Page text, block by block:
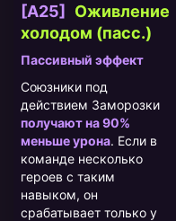
[A25]
Оживление
холодом (пасс.)
Пассивный эффект
Союзники под
действием Заморозки
получают на 90%
меньше урона. Если в
команде несколько
героев с таким
навыком, он
срабатывает только у